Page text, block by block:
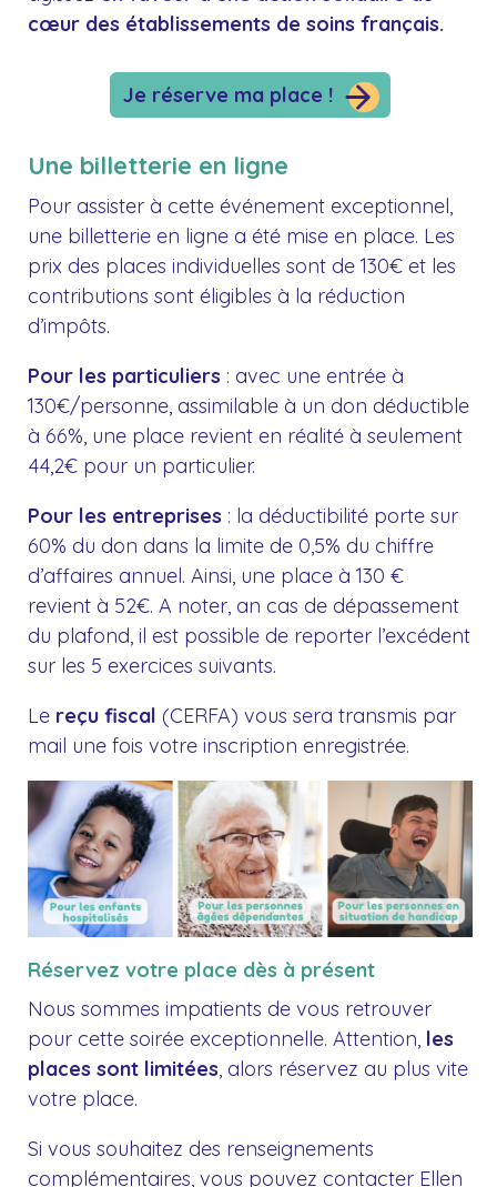
cœur des établissements de soins français.
Je réserve ma place !
Une billetterie en ligne
Pour assister à cette événement exceptionnel,
une billetterie en ligne a été mise en place. Les
prix des places individuelles sont de 130€ et les
contributions sont éligibles à la réduction
d’impôts.
Pour les particuliers : avec une entrée à
130€/personne, assimilable à un don déductible
à 66%, une place revient en réalité à seulement
44,2€ pour un particulier.
Pour les entreprises : la déductibilité porte sur
60% du don dans la limite de 0,5% du chiffre
d’affaires annuel. Ainsi, une place à 130 €
revient à 52€. A noter, an cas de dépassement
du plafond, il est possible de reporter l’excédent
sur les 5 exercices suivants.
Le reçu fiscal (CERFA) vous sera transmis par
mail une fois votre inscription enregistrée.
Réservez votre place dès à présent
Nous sommes impatients de vous retrouver
pour cette soirée exceptionnelle. Attention, les
places sont limitées, alors réservez au plus vite
votre place.
Si vous souhaitez des renseignements
complémentaires, vous pouvez contacter Ellen